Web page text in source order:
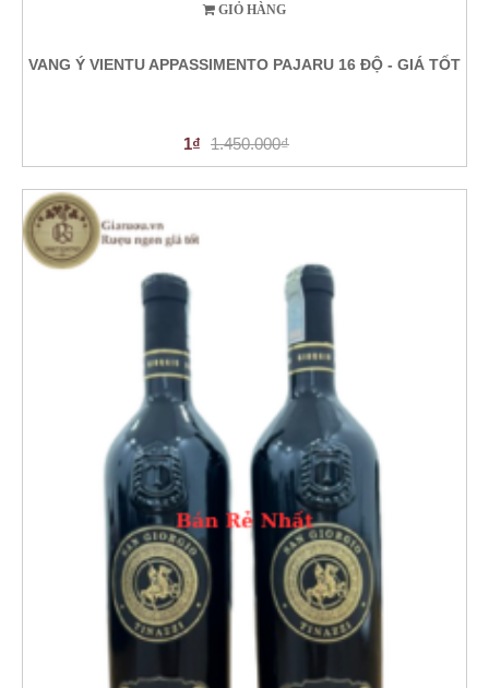
GIỎ HÀNG
VANG Ý VIENTU APPASSIMENTO PAJARU 16 ĐỘ - GIÁ TỐT
1₫ 1.450.000₫